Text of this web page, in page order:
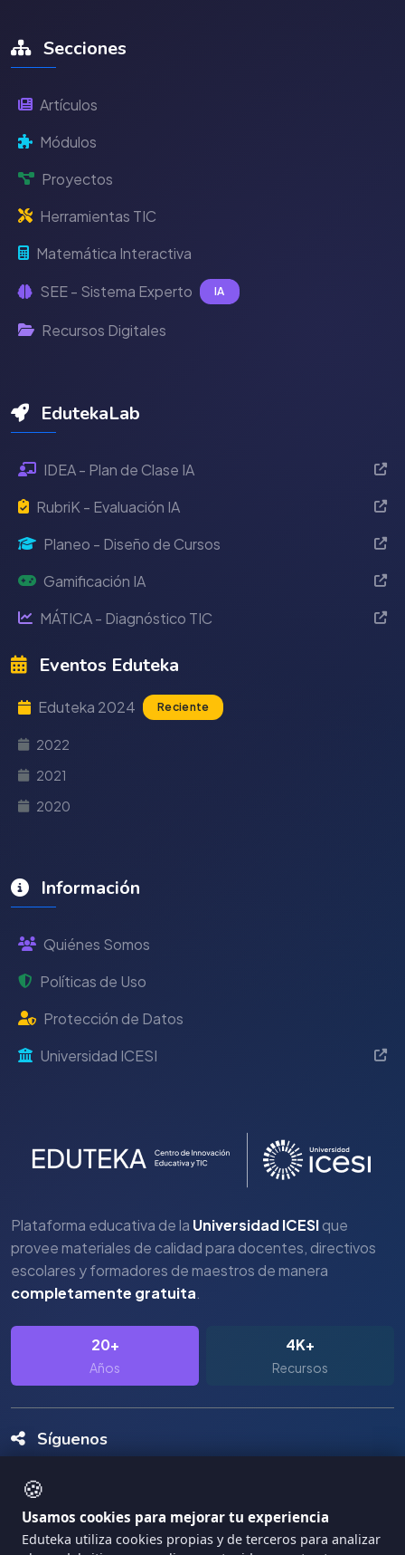
🍪
Usamos cookies para mejorar tu experiencia
Eduteka utiliza cookies propias y de terceros para analizar
Secciones
Artículos
Módulos
Proyectos
Herramientas TIC
Matemática Interactiva
SEE - Sistema Experto IA
Recursos Digitales
EdutekaLab
IDEA - Plan de Clase IA
RubriK - Evaluación IA
Planeo - Diseño de Cursos
Gamificación IA
MÁTICA - Diagnóstico TIC
Eventos Eduteka
Eduteka 2024 Reciente
2022
2021
2020
Información
Quiénes Somos
Políticas de Uso
Protección de Datos
Universidad ICESI
Plataforma educativa de la Universidad ICESIque
provee materiales de calidad para docentes, directivos
escolares y formadores de maestros de manera
completamente gratuita.
20+
Años
4K+
Recursos
Síguenos